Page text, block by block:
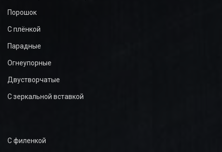
Порошок
С плёнкой
Парадные
Огнеупорные
Двустворчатые
С зеркальной вставкой
С филенкой